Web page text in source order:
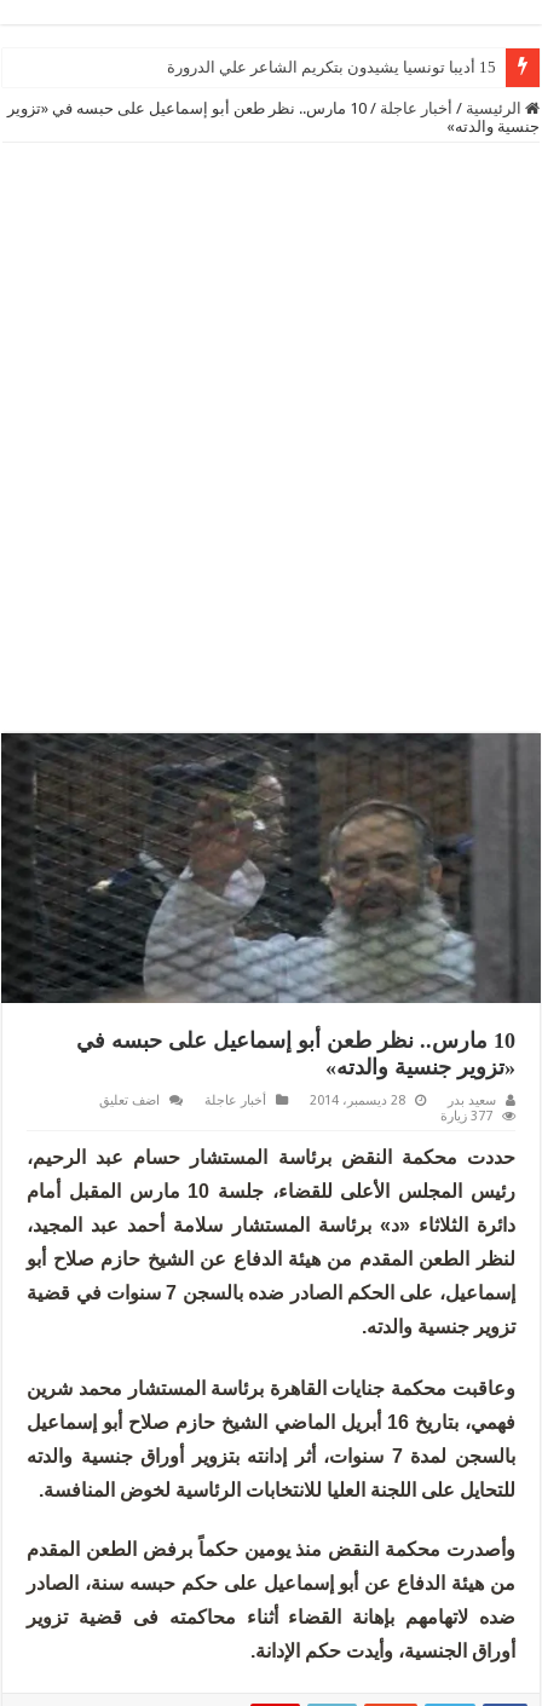
15 أديبا تونسيا يشيدون بتكريم الشاعر علي الدرورة
الرئيسية / أخبار عاجلة /
10 مارس.. نظر طعن أبو إسماعيل على حبسه في «تزوير
جنسية والدته»
10 مارس.. نظر طعن أبو إسماعيل على حبسه في
«تزوير جنسية والدته»
سعيد بدر 28 ديسمبر، 2014 أخبار عاجلة
اضف تعليق
377 زيارة
حددت محكمة النقض برئاسة المستشار حسام عبد الرحيم،
رئيس المجلس الأعلى للقضاء، جلسة 10 مارس المقبل أمام
دائرة الثلاثاء «د» برئاسة المستشار سلامة أحمد عبد المجيد،
لنظر الطعن المقدم من هيئة الدفاع عن الشيخ حازم صلاح أبو
إسماعيل، على الحكم الصادر ضده بالسجن 7 سنوات في قضية
تزوير جنسية والدته.
وعاقبت محكمة جنايات القاهرة برئاسة المستشار محمد شرين
فهمي، بتاريخ 16 أبريل الماضي الشيخ حازم صلاح أبو إسماعيل
بالسجن لمدة 7 سنوات، أثر إدانته بتزوير أوراق جنسية والدته
للتحايل على اللجنة العليا للانتخابات الرئاسية لخوض المنافسة.
وأصدرت محكمة النقض منذ يومين حكماً برفض الطعن المقدم
من هيئة الدفاع عن أبو إسماعيل على حكم حبسه سنة، الصادر
ضده لاتهامهم بإهانة القضاء أثناء محاكمته فى قضية تزوير
أوراق الجنسية، وأيدت حكم الإدانة.